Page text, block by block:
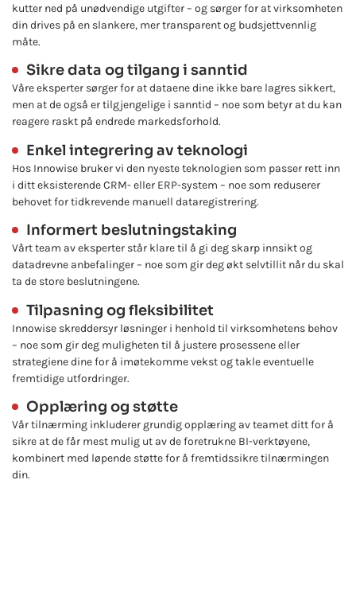
kutter ned på unødvendige utgifter – og sørger for at virksomheten
din drives på en slankere, mer transparent og budsjettvennlig
måte.
Sikre data og tilgang i sanntid
Våre eksperter sørger for at dataene dine ikke bare lagres sikkert,
men at de også er tilgjengelige i sanntid – noe som betyr at du kan
reagere raskt på endrede markedsforhold.
Enkel integrering av teknologi
Hos Innowise bruker vi den nyeste teknologien som passer rett inn
i ditt eksisterende CRM- eller ERP-system – noe som reduserer
behovet for tidkrevende manuell dataregistrering.
Informert beslutningstaking
Vårt team av eksperter står klare til å gi deg skarp innsikt og
datadrevne anbefalinger – noe som gir deg økt selvtillit når du skal
ta de store beslutningene.
Tilpasning og fleksibilitet
Innowise skreddersyr løsninger i henhold til virksomhetens behov
– noe som gir deg muligheten til å justere prosessene eller
strategiene dine for å imøtekomme vekst og takle eventuelle
fremtidige utfordringer.
Opplæring og støtte
Vår tilnærming inkluderer grundig opplæring av teamet ditt for å
sikre at de får mest mulig ut av de foretrukne BI-verktøyene,
kombinert med løpende støtte for å fremtidssikre tilnærmingen
din.